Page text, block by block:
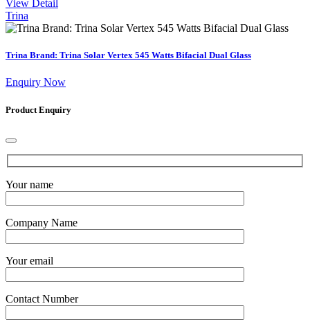
View Detail
Trina
Trina Brand: Trina Solar Vertex 545 Watts Bifacial Dual Glass
Enquiry Now
Product Enquiry
Your name
Company Name
Your email
Contact Number